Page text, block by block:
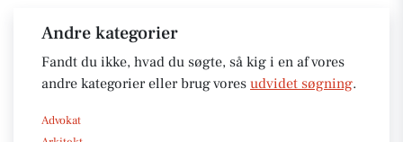
Andre kategorier
Fandt du ikke, hvad du søgte, så kig i en af vores
andre kategorier eller brug vores udvidet søgning.
Advokat